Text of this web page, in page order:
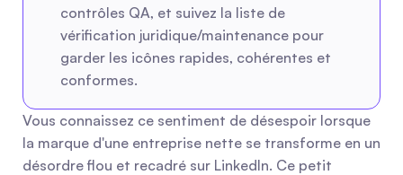
contrôles QA, et suivez la liste de
vérification juridique/maintenance pour
garder les icônes rapides, cohérentes et
conformes.
Vous connaissez ce sentiment de désespoir lorsque
la marque d'une entreprise nette se transforme en un
désordre flou et recadré sur LinkedIn. Ce petit